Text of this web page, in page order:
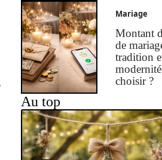
Mariage
Montant
de
tradition
choisir ?
Au top